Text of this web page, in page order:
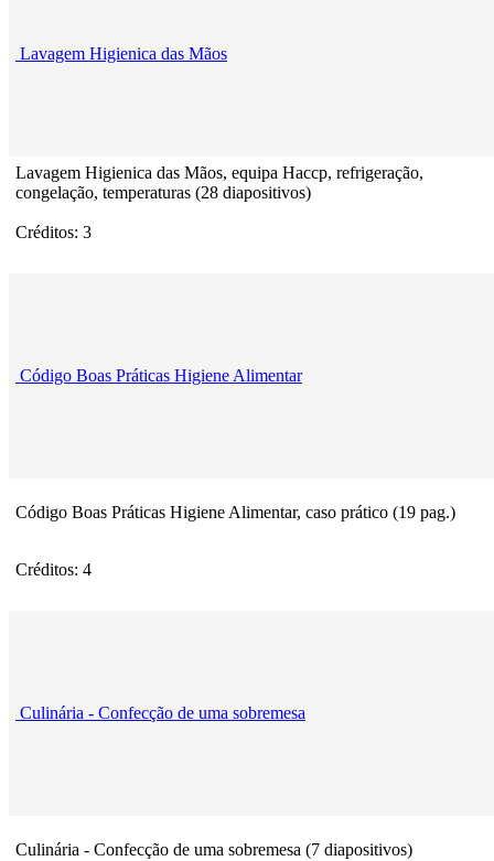
Lavagem Higienica das Mãos
Lavagem Higienica das Mãos, equipa Haccp, refrigeração,
congelação, temperaturas (28 diapositivos)
Créditos: 3
Código Boas Práticas Higiene Alimentar
Código Boas Práticas Higiene Alimentar, caso prático (19 pag.)
Créditos: 4
Culinária - Confecção de uma sobremesa
Culinária - Confecção de uma sobremesa (7 diapositivos)